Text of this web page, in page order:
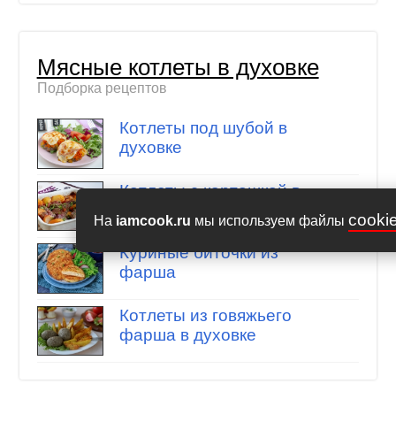
На iamcook.ru мы используем файлы
Мясные котлеты в духовке
Подборка рецептов
Котлеты под шубой в
духовке
Котлеты с картошкой в
Куриные биточки из
фарша
Котлеты из говяжьего
фарша в духовке